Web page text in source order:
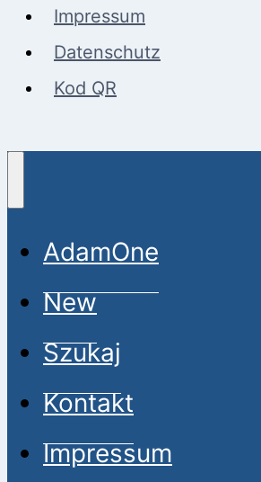
Impressum
Datenschutz
Kod QR
AdamOne
New
Szukaj
Kontakt
Impressum